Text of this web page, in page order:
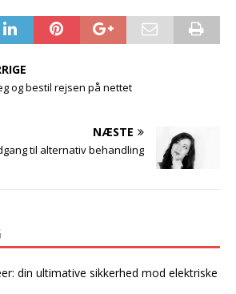
og bestil rejsen på nettet
NÆSTE
til alternativ behandling
din ultimative sikkerhed mod elektriske